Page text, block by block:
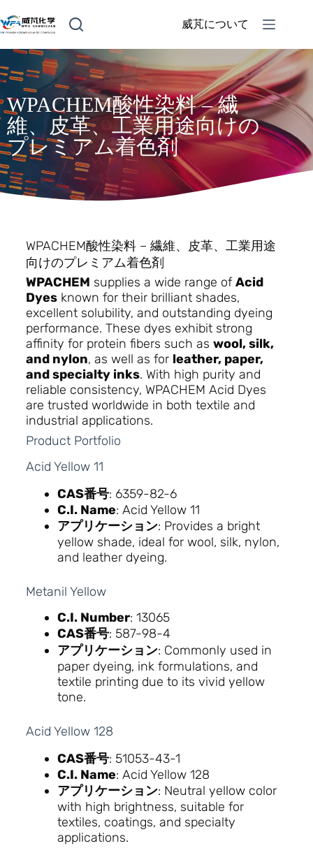
威芃について
WPACHEM酸性染料 – 繊
維、皮革、工業用途向けの
プレミアム着色剤
WPACHEM酸性染料 – 繊維、皮革、工業用途
向けのプレミアム着色剤
WPACHEM supplies a wide range ofAcid
Dyesknown for their brilliant shades,
excellent solubility, and outstanding dyeing
performance. These dyes exhibit strong
affinity for protein fibers such as wool, silk,
and nylon, as well as for leather, paper,
and specialty inks. With high purity and
reliable consistency, WPACHEM Acid Dyes
are trusted worldwide in both textile and
industrial applications.
Product Portfolio
Acid Yellow 11
CAS番号: 6359-82-6
C.I. Name: Acid Yellow 11
アプリケーション: Provides a bright
yellow shade, ideal for wool, silk, nylon,
and leather dyeing.
Metanil Yellow
C.I. Number: 13065
CAS番号: 587-98-4
アプリケーション: Commonly used in
paper dyeing, ink formulations, and
textile printing due to its vivid yellow
tone.
Acid Yellow 128
CAS番号: 51053-43-1
C.I. Name: Acid Yellow 128
アプリケーション: Neutral yellow color
with high brightness, suitable for
textiles, coatings, and specialty
applications.